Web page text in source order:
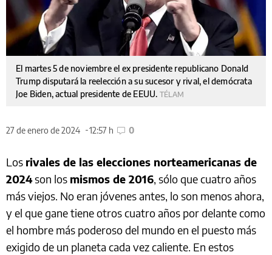
El martes 5 de noviembre el ex presidente republicano Donald
Trump disputará la reelección a su sucesor y rival, el demócrata
Joe Biden, actual presidente de EEUU. TÉLAM
27 de enero de 2024 12:57 h 0
Los rivales de las elecciones norteamericanas de
2024son los mismos de 2016, sólo que cuatro años
más viejos. No eran jóvenes antes, lo son menos ahora,
y el que gane tiene otros cuatro años por delante como
el hombre más poderoso del mundo en el puesto más
exigido de un planeta cada vez caliente. En estos